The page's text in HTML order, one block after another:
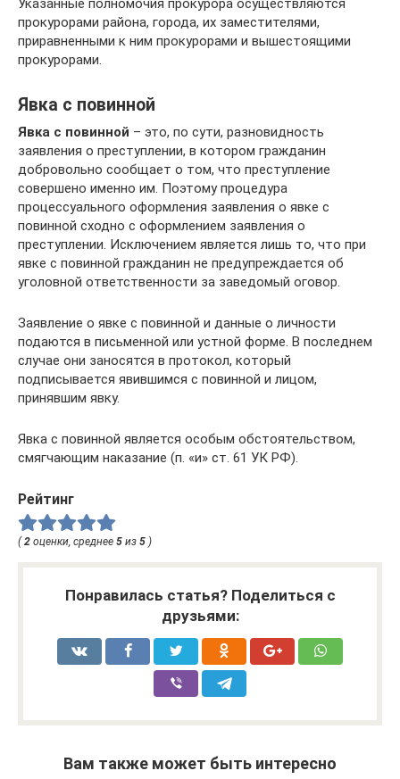
Указанные полномочия прокурора осуществляются
прокурорами района, города, их заместителями,
приравненными к ним прокурорами и вышестоящими
прокурорами.
Явка с повинной
Явка с повинной – это, по сути, разновидность
заявления о преступлении, в котором гражданин
добровольно сообщает о том, что преступление
совершено именно им. Поэтому процедура
процессуального оформления заявления о явке с
повинной сходно с оформлением заявления о
преступлении. Исключением является лишь то, что при
явке с повинной гражданин не предупреждается об
уголовной ответственности за заведомый оговор.
Заявление о явке с повинной и данные о личности
подаются в письменной или устной форме. В последнем
случае они заносятся в протокол, который
подписывается явившимся с повинной и лицом,
принявшим явку.
Явка с повинной является особым обстоятельством,
смягчающим наказание (п. «и» ст. 61 УК РФ).
Рейтинг
(2 оценки, среднее 5 из 5 )
Понравилась статья? Поделиться с
друзьями:
Вам также может быть интересно